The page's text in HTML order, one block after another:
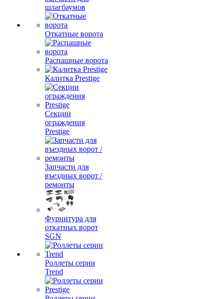
шлагбаумов
Откатные ворота
Распашные ворота
Калитка Prestige
Секции
ограждения
Prestige
Запчасти для
въездных ворот /
ремонты
Фурнитура для
откатных ворот
SGN
Роллеты серии
Trend